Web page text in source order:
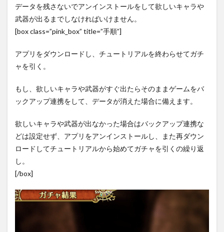
データを残さないでアンインストールをして欲しいキャラや
武器が出るまでしなければいけません。
[box class=”pink_box” title=”手順”]
アプリをダウンロードし、チュートリアルを終わらせてガチ
ャを引く。
もし、欲しいキャラや武器がすぐ出たらそのままゲームをバ
ックアップ連携をして、データが消えた場合に備えます。
欲しいキャラや武器が出なかった場合はバックアップ連携な
どは設定せず、アプリをアンインストールし、また再ダウン
ロードしてチュートリアルから始めてガチャを引くの繰り返
し。
[/box]